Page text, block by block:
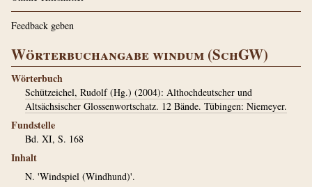
Feedback geben
Wörterbuchangabe windum (SchGW)
Wörterbuch
Schützeichel, Rudolf (Hg.) (2004): Althochdeutscher und
Altsächsischer Glossenwortschatz. 12 Bände. Tübingen: Niemeyer.
Fundstelle
Bd. XI, S. 168
Inhalt
N. 'Windspiel (Windhund)'.